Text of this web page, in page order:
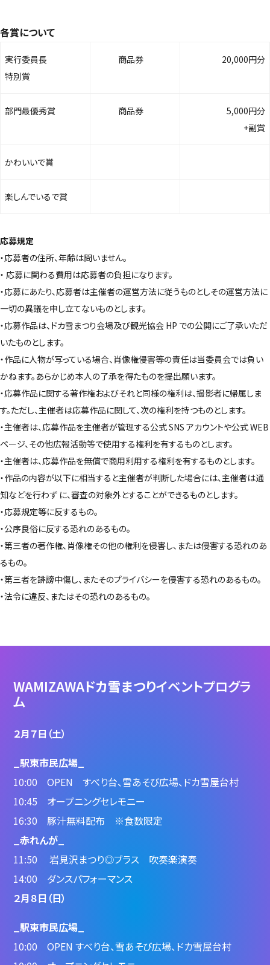
各賞について
実行委員長
特別賞
商品券 20,000円分
部門最優秀賞 商品券
5,000円分
+副賞
かわいいで賞
楽しんでいるで賞
応募規定
・応募者の住所、年齢は問いません。
・ 応募に関わる費用は応募者の負担になります。
・応募にあたり、応募者は主催者の運営方法に従うものとしその運営方法に
一切の異議を申し立てないものとします。
・応募作品は、ドカ雪まつり会場及び観光協会 HP での公開にご了承いただ
いたものとします。
・作品に人物が写っている場合、肖像権侵害等の責任は当委員会では負い
かねます。あらかじめ本人の了承を得たものを提出願います。
・応募作品に関する著作権およびそれと同様の権利は、撮影者に帰属しま
す。ただし、主催者は応募作品に関して、次の権利を持つものとします。
・主催者は、応募作品を主催者が管理する公式 SNS アカウントや公式 WEB
ページ、その他広報活動等で使用する権利を有するものとします。
・主催者は、応募作品を無償で商用利用する権利を有するものとします。
・作品の内容が以下に相当すると主催者が判断した場合には、主催者は通
知などを行わず に、審査の対象外とすることができるものとします。
・応募規定等に反するもの。
・公序良俗に反する恐れのあるもの。
・第三者の著作権、肖像権その他の権利を侵害し、または侵害する恐れのあ
るもの。
・第三者を誹謗中傷し、またそのプライバシーを侵害する恐れのあるもの。
・法令に違反、またはその恐れのあるもの。
WAMIZAWAドカ雪まつりイベントプログラ
ム
２月７日（土）
_駅東市民広場_
10:00 OPEN すべり台、雪あそび広場、ドカ雪屋台村
10:45 オープニングセレモニー
16:30 豚汁無料配布 ※食数限定
_赤れんが_
11:50 岩見沢まつり◎ブラス 吹奏楽演奏
14:00 ダンスパフォーマンス
２月８日（日）
_駅東市民広場_
10:00 OPEN すべり台、雪あそび広場、ドカ雪屋台村